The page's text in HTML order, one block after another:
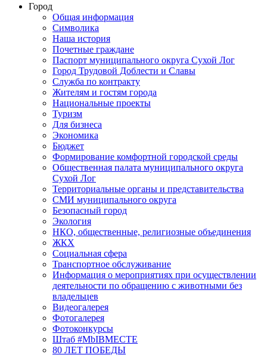
Город
Общая информация
Символика
Наша история
Почетные граждане
Паспорт муниципального округа Сухой Лог
Город Трудовой Доблести и Славы
Служба по контракту
Жителям и гостям города
Национальные проекты
Туризм
Для бизнеса
Экономика
Бюджет
Формирование комфортной городской среды
Общественная палата муниципального округа
Сухой Лог
Территориальные органы и представительства
СМИ муниципального округа
Безопасный город
Экология
НКО, общественные, религиозные объединения
ЖКХ
Социальная сфера
Транспортное обслуживание
Информация о мероприятиях при осуществлении
деятельности по обращению с животными без
владельцев
Видеогалерея
Фотогалерея
Фотоконкурсы
Штаб #MbIBMECTE
80 ЛЕТ ПОБЕДЫ